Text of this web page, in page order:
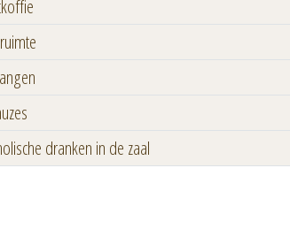
dranken in de zaal